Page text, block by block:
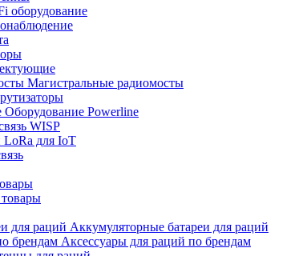
оборудование
Магистральные радиомосты
Оборудование Powerline
WISP
LoRa для IoT
Аккумуляторные батареи для раций
Аксессуары для раций по брендам